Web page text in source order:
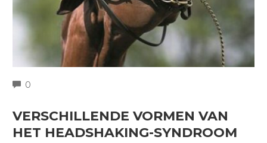
0
VERSCHILLENDE VORMEN VAN
HET HEADSHAKING-SYNDROOM